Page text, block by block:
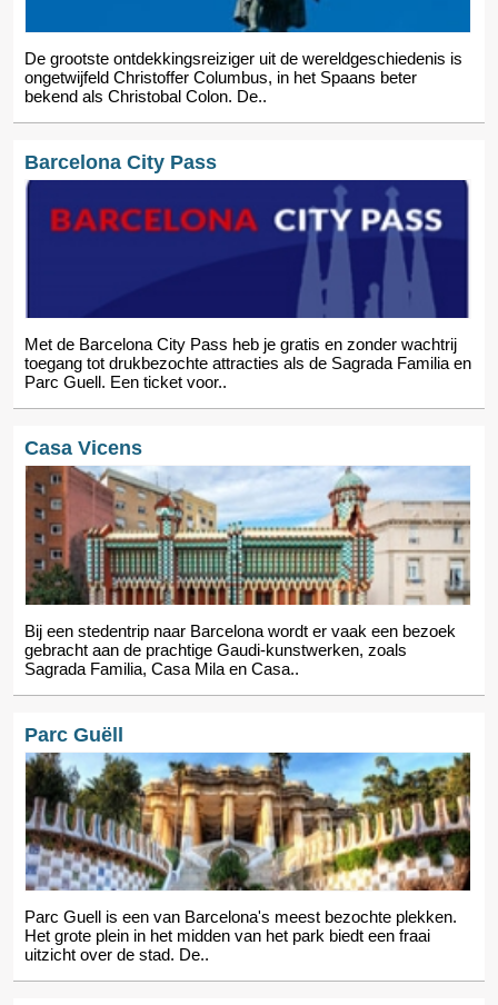
De grootste ontdekkingsreiziger uit de wereldgeschiedenis is
ongetwijfeld Christoffer Columbus, in het Spaans beter
bekend als Christobal Colon. De..
Barcelona City Pass
Met de Barcelona City Pass heb je gratis en zonder wachtrij
toegang tot drukbezochte attracties als de Sagrada Familia en
Parc Guell. Een ticket voor..
Casa Vicens
Bij een stedentrip naar Barcelona wordt er vaak een bezoek
gebracht aan de prachtige Gaudi-kunstwerken, zoals
Sagrada Familia, Casa Mila en Casa..
Parc Guëll
Parc Guell is een van Barcelona's meest bezochte plekken.
Het grote plein in het midden van het park biedt een fraai
uitzicht over de stad. De..